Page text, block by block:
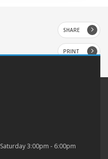
SHARE
PRINT
3:00pm - 6:00pm